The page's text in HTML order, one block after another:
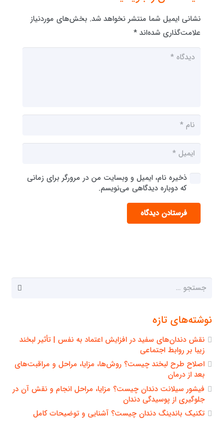
نشانی ایمیل شما منتشر نخواهد شد. بخش‌های موردنیاز
علامت‌گذاری شده‌اند *
ذخیره نام، ایمیل و وبسایت من در مرورگر برای زمانی
که دوباره دیدگاهی می‌نویسم.
فرستادن دیدگاه
جستجو
نوشته‌های تازه
نقش دندان‌های سفید در افزایش اعتماد به نفس | تأثیر لبخند
زیبا بر روابط اجتماعی
اصلاح طرح لبخند چیست؟ روش‌ها، مزایا، مراحل و مراقبت‌های
بعد از درمان
فیشور سیلانت دندان چیست؟ مزایا، مراحل انجام و نقش آن در
جلوگیری از پوسیدگی دندان
تکنیک باندینگ دندان چیست؟ آشنایی و توضیحات کامل